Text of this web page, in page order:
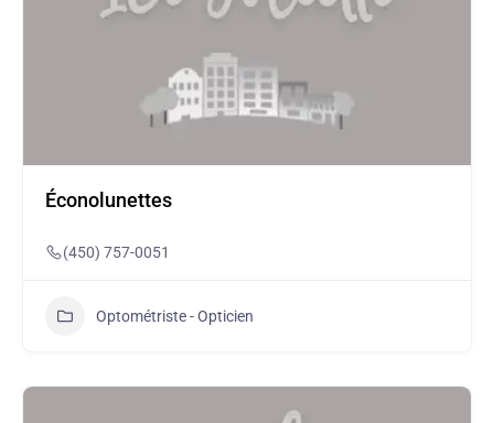
Éconolunettes
(450) 757-0051
Optométriste - Opticien